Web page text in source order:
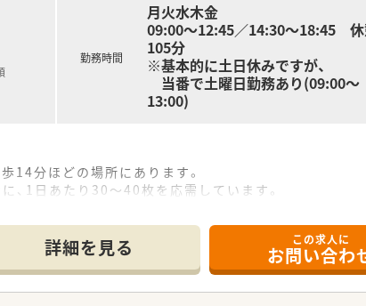
勤務時間
月火水木金
09:00～12:45／14:30～18:45
105分
※基本的に土日休みですが、
当番で土曜日勤務あり(09:00～
13:00)
14分ほどの場所にあります。
、1日あたり30～40枚を応需しています。
ており、クリニックの門前薬局が多いです。
紹介サイトに選ばれるほど業績は好調です。
り前のことを当たり前に徹底する組織作りを目指して
詳細を見る この求人に
お問い合わ